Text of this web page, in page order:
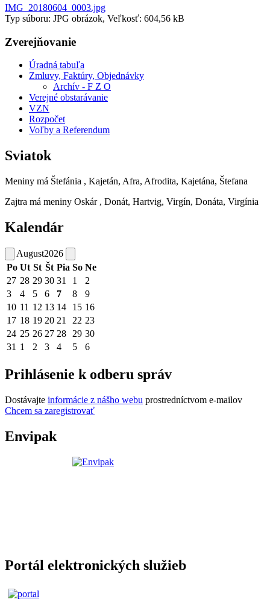
IMG_20180604_0003.jpg
Typ súboru: JPG obrázok, Veľkosť: 604,56 kB
Zverejňovanie
Úradná tabuľa
Zmluvy, Faktúry, Objednávky
Archív - F Z O
Verejné obstarávanie
VZN
Rozpočet
Voľby a Referendum
Sviatok
Meniny má Štefánia , Kajetán, Afra, Afrodita, Kajetána, Štefana
Zajtra má meniny Oskár , Donát, Hartvig, Virgín, Donáta, Virgínia
Kalendár
August2026
Po Ut St Št Pia So Ne
27 28 29 30 31 1
2
3
4 5 6 7 8
9
10 11 12 13 14 15 16
17 18 19 20 21 22 23
24 25 26 27 28 29 30
31 1 2 3 4 5 6
Prihlásenie k odberu správ
Dostávajte informácie z nášho webu prostredníctvom e-mailov
Chcem sa zaregistrovať
Envipak
Portál elektronických služieb